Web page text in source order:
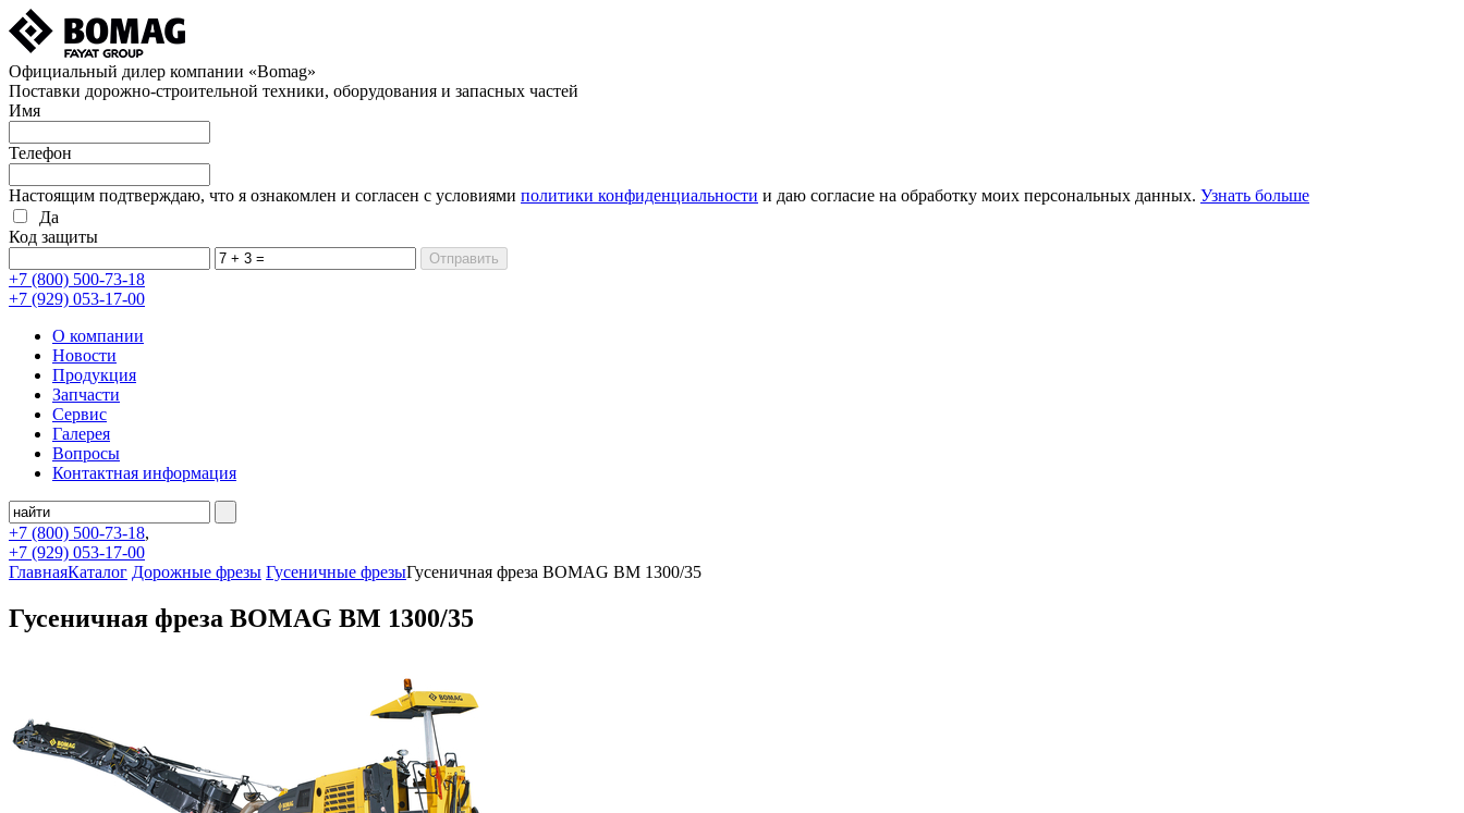
Официальный дилер компании «Bomag»
Поставки дорожно-строительной техники, оборудования и запасных частей
Имя
Телефон
Настоящим подтверждаю, что я ознакомлен и согласен с условиями политики конфиденциальности и даю согласие на обработку моих персональных данных. Узнать больше
Да
Код защиты
+7 (800) 500-73-18
+7 (929) 053-17-00
О компании
Новости
Продукция
Запчасти
Сервис
Галерея
Вопросы
Контактная информация
+7 (800) 500-73-18,
+7 (929) 053-17-00
ГлавнаяКаталог Дорожные фрезы Гусеничные фрезыГусеничная фреза BOMAG BM 1300/35
Гусеничная фреза BOMAG BM 1300/35